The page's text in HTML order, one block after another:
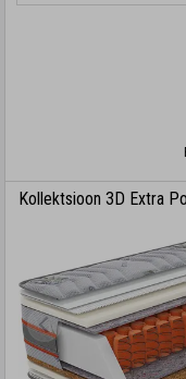
Kollektsioon 3D Extra